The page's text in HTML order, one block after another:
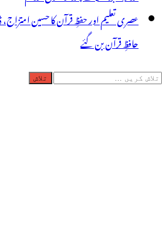
عصری تعلیم اور حفظِ قرآن کا حسین
حافظِ قرآن بن گئے
تلاش